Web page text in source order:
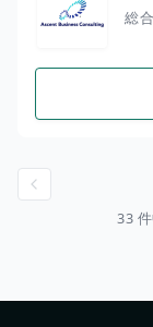
総
33